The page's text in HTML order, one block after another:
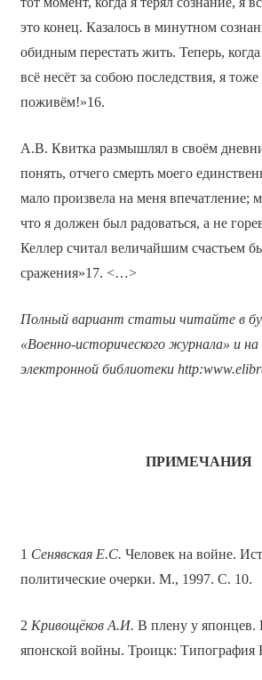
это конец. Казалось в минутном
обидным перестать жить. Теперь,
всё несёт за собою последствия, я
поживём!»16.
А.В. Квитка размышлял в своём
понять, отчего смерть моего
мало произвела на меня впечатление;
что я должен был радоваться, а не
Келлер считал величайшим счастьем
сражения»17. <…>
Полный вариант статьи читайте в
«Военно-исторического журнала» и
электронной библиотеки http:www.
ПРИМЕЧАНИЯ
1 Сенявская Е.С. Человек на войне.
политические очерки. М., 1997. С. 10.
2 Кривощёков А.И. В плену у японцев.
японской войны. Троицк: Типография